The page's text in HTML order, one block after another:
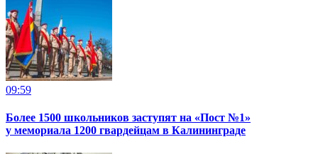
09:59
Более 1500 школьников заступят на «Пост №1»
у мемориала 1200 гвардейцам в Калининграде